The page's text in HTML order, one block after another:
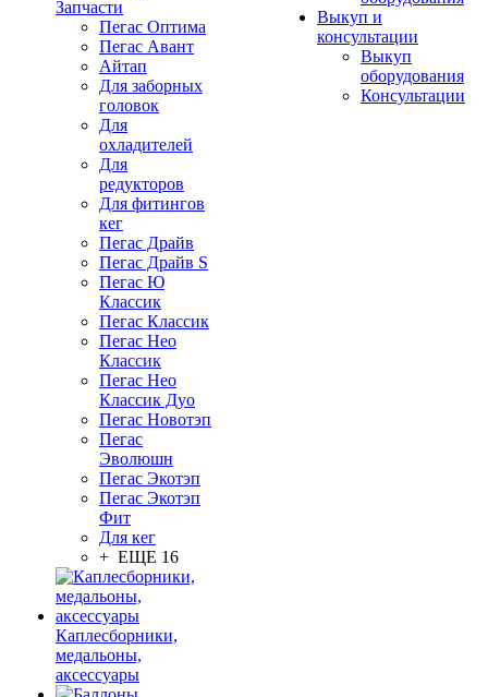
Запчасти
Пегас Оптима
Пегас Авант
Айтап
Для заборных
головок
Для
охладителей
Для
редукторов
Для фитингов
кег
Пегас Драйв
Пегас Драйв S
Пегас Ю
Классик
Пегас Классик
Пегас Нео
Классик
Пегас Нео
Классик Дуо
Пегас Новотэп
Пегас
Эволюшн
Пегас Экотэп
Пегас Экотэп
Фит
Для кег
+ ЕЩЕ 16
Каплесборники,
медальоны,
аксессуары
Выкуп и
консультации
Выкуп
оборудования
Консультации